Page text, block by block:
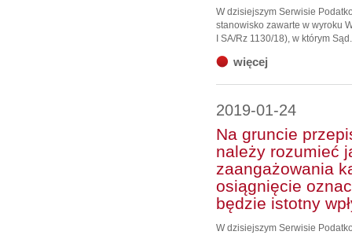
W dzisiejszym Serwisie
stanowisko zawarte w wyroku
I SA/Rz 1130/18), w którym
więcej
2019-01-24
Na gruncie
należy rozumieć
zaangażowania
osiągnięcie
będzie istotny
W dzisiejszym Serwisie